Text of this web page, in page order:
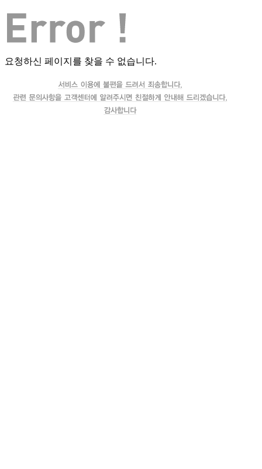
요청하신 페이지를 찾을 수 없습니다.